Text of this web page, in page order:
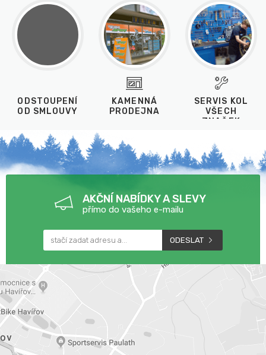
ODSTOUPENÍ
OD SMLOUVY
KAMENNÁ
PRODEJNA
SERVIS KOL
VŠECH
ZNAČEK
AKČNÍ NABÍDKY A SLEVY
přímo do vašeho e-mailu
ODESLAT